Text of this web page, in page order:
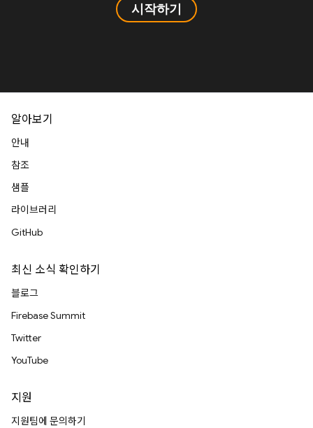
시작하기
알아보기
안내
참조
샘플
라이브러리
GitHub
최신 소식 확인하기
블로그
Firebase Summit
Twitter
YouTube
지원
지원팀에 문의하기